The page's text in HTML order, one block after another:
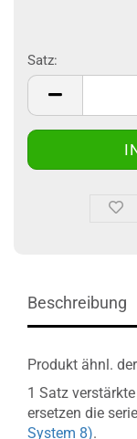
Satz:
Satz
Beschreibung
Produkt ähnl.
1 Satz
ersetzen die
System 8).